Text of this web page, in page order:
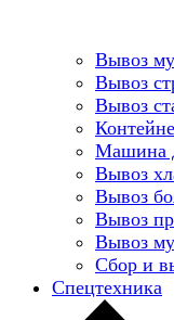
Вывоз
Вывоз
Вывоз
Машина
Вывоз
Вывоз
Вывоз
Вывоз
Сбор и
Спецтехника